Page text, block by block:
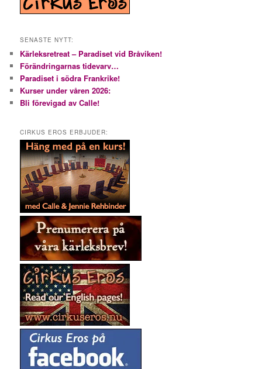
SENASTE NYTT:
Kärleksretreat – Paradiset vid Bråviken!
Förändringarnas tidevarv…
Paradiset i södra Frankrike!
Kurser under våren 2026:
Bli förevigad av Calle!
CIRKUS EROS ERBJUDER: